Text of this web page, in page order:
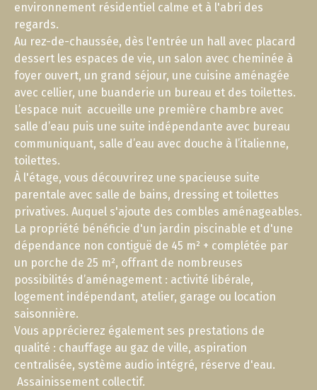
environnement résidentiel calme et à l'abri des
regards.
Au rez-de-chaussée, dès l'entrée un hall avec placard
dessert les espaces de vie, un salon avec cheminée à
foyer ouvert, un grand séjour, une cuisine aménagée
avec cellier, une buanderie un bureau et des toilettes.
L’espace nuit accueille une première chambre avec
salle d’eau puis une suite indépendante avec bureau
communiquant, salle d’eau avec douche à l’italienne,
toilettes.
À l'étage, vous découvrirez une spacieuse suite
parentale avec salle de bains, dressing et toilettes
privatives. Auquel s'ajoute des combles aménageables.
La propriété bénéficie d'un jardin piscinable et d'une
dépendance non contiguë de 45 m² + complétée par
un porche de 25 m², offrant de nombreuses
possibilités d’aménagement : activité libérale,
logement indépendant, atelier, garage ou location
saisonnière.
Vous apprécierez également ses prestations de
qualité : chauffage au gaz de ville, aspiration
centralisée, système audio intégré, réserve d'eau.
Assainissement collectif.